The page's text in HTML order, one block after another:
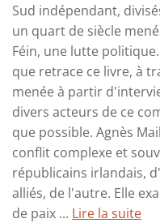
Sud indépendant,
un quart de siècle
Féin, une lutte
que retrace ce livre, à
menée à partir
divers acteurs de ce
que possible. Agnès
conflit complexe et
républicains irlandais,
alliés, de l'autre. Elle
de paix ... Lire la suite